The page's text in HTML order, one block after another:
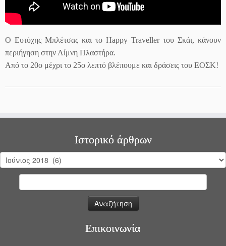
Ο Ευτύχης Μπλέτσας και το Happy Traveller του Σκάι, κάνουν
περιήγηση στην Λίμνη Πλαστήρα.
Από το 20ο μέχρι το 25ο λεπτό βλέπουμε και δράσεις του ΕΟΣΚ!
Ιστορικό άρθρων
Ιστορικό
άρθρων
Επικοινωνία